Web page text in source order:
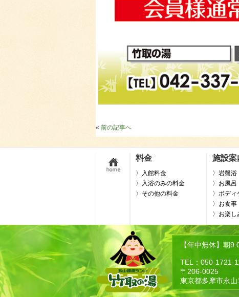
« 前の記事へ
料金
〉入館料金
〉入浴のみの料金
〉その他の料金
施設案
〉岩盤浴
〉お風呂
〉ボディ
〉お食事
〉お楽し
【年中無休】朝
TEL：050-1721-
〒206-0025
東京都多摩市永